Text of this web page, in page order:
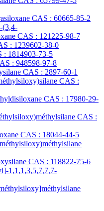
CAS : 60665-85-2
(3,4-
CAS : 121225-98-7
: 1239602-38-0
: 1814903-73-5
: 948598-97-8
CAS : 2897-60-1
CAS :
CAS : 17980-29-
CAS :
CAS : 18044-44-5
CAS : 118822-75-6
1,1,1,3,5,7,7,7-